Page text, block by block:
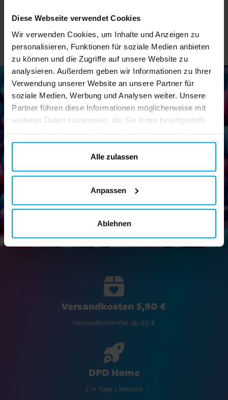
Diese Webseite verwendet Cookies
Wir verwenden Cookies, um Inhalte und Anzeigen zu
personalisieren, Funktionen für soziale Medien anbieten
zu können und die Zugriffe auf unsere Website zu
analysieren. Außerdem geben wir Informationen zu Ihrer
Verwendung unserer Website an unsere Partner für
soziale Medien, Werbung und Analysen weiter. Unsere
Partner führen diese Informationen möglicherweise mit
weiteren Daten zusammen, die Sie ihnen bereitgestellt
gesammelt haben. Ihre Einwilligung können Sie jederzeit.
Alle zulassen
Anpassen
Ablehnen
Newsletter!
Senden
Versandkosten 5,90 €
Versandkostenfrei ab 60 €
DPD Home
2-4 Tage Lieferzeit